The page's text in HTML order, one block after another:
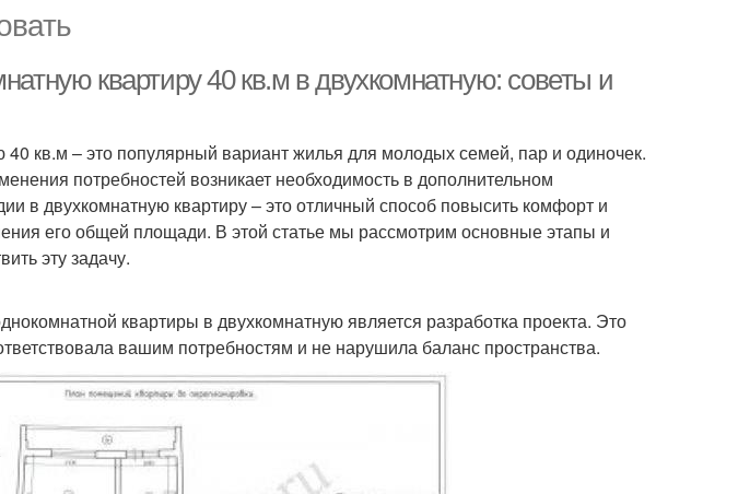
квартиру 40 кв.м в двухкомнатную: советы и
кв.м – это популярный вариант жилья для молодых семей, пар и одиночек.
потребностей возникает необходимость в дополнительном
в двухкомнатную квартиру – это отличный способ повысить комфорт и
его общей площади. В этой статье мы рассмотрим основные этапы и
эту задачу.
квартиры в двухкомнатную является разработка проекта. Это
вашим потребностям и не нарушила баланс пространства.